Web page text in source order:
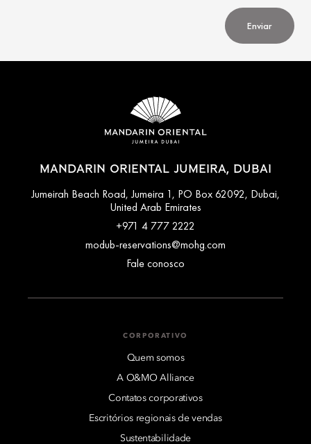
Enviar
MANDARIN ORIENTAL JUMEIRA, DUBAI
Jumeirah Beach Road, Jumeira 1, PO Box 62092, Dubai,
United Arab Emirates
+971 4 777 2222
modub-reservations@mohg.com
Fale conosco
CORPORATIVO
Quem somos
A O&MO Alliance
Contatos corporativos
Escritórios regionais de vendas
Sustentabilidade